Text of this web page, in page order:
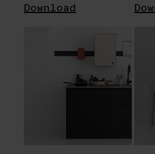
Download